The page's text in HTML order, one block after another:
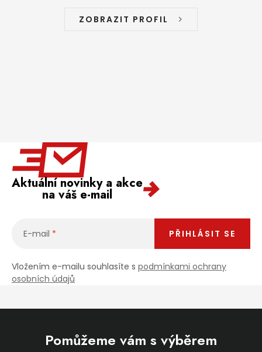
ZOBRAZIT PROFIL
Aktuální novinky a akce
na váš e-mail
E-mail
Vložením e-mailu souhlasíte s podmínkami ochrany
osobních údajů
PŘIHLÁSIT SE
Pomůžeme vám s výběrem